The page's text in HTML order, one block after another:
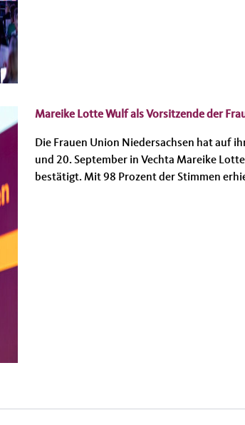
Mareike Lotte Wulf als Vorsitzende der
Die Frauen Union Niedersachsen hat auf
und 20. September in Vechta Mareike
bestätigt. Mit 98 Prozent der Stimmen